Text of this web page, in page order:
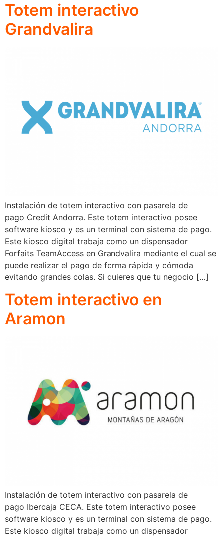
Totem interactivo
Grandvalira
Instalación de totem interactivo con pasarela de
pago Credit Andorra. Este totem interactivo posee
software kiosco y es un terminal con sistema de pago.
Este kiosco digital trabaja como un dispensador
Forfaits TeamAccess en Grandvalira mediante el cual se
puede realizar el pago de forma rápida y cómoda
evitando grandes colas. Si quieres que tu negocio […]
Totem interactivo en
Aramon
Instalación de totem interactivo con pasarela de
pago Ibercaja CECA. Este totem interactivo posee
software kiosco y es un terminal con sistema de pago.
Este kiosco digital trabaja como un dispensador